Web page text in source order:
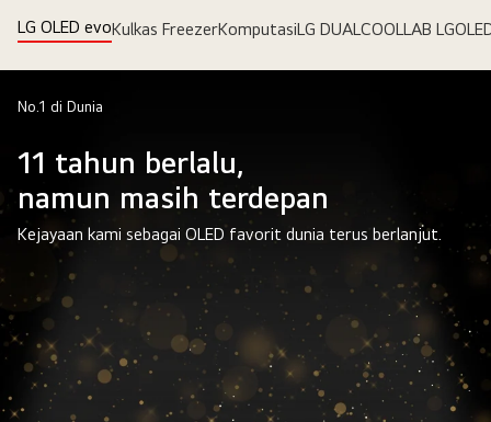
LG OLED evoKulkas FreezerKomputasiLG DUALCOOLLAB LG
No.1 di Dunia
11 tahun berlalu,
namun masih terdepan
Kejayaan kami sebagai OLED favorit dunia terus berlanjut.